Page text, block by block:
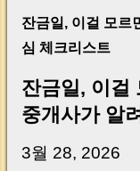
잔금일, 이걸 모르
심 체크리스트
잔금일, 이걸
중개사가 알
3월 28, 2026